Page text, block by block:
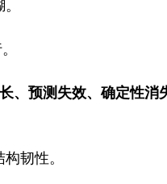
、预测失效、确定性消
韧性。